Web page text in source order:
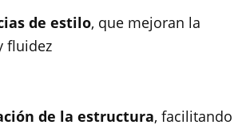
de estilo, que mejoran la
fluidez
de la estructura, facilitando